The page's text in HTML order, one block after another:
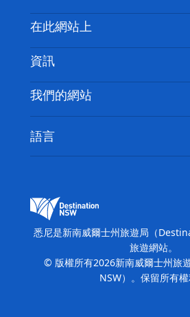
喳
喳
聯絡我們
免責聲明
隱私
Cookie 通知
在此網站上
目的地
要做的事情
新南威爾斯州公路旅行
活動
住宿
資訊
旅行資訊
無障礙悉尼
列出您的業務
我們的網站
新南威爾士州旅遊局（
心
繽紛悉尼燈光音樂節
語言
悉尼是新南威爾士州旅遊局（
旅遊網站。
© 版權所有2026新南威爾士州旅
NSW）。保留所有權